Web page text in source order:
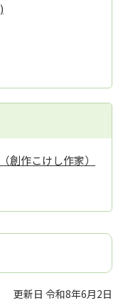
創作こけし作家）
更新日 令和8年6月2日